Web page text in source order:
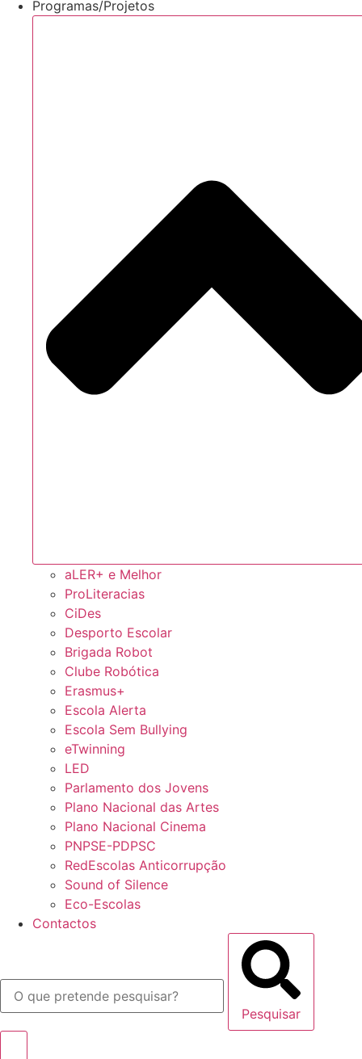
Programas/Projetos
aLER+ e Melhor
ProLiteracias
CiDes
Desporto Escolar
Brigada Robot
Clube Robótica
Erasmus+
Escola Alerta
Escola Sem Bullying
eTwinning
LED
Parlamento dos Jovens
Plano Nacional das Artes
Plano Nacional Cinema
PNPSE-PDPSC
RedEscolas Anticorrupção
Sound of Silence
Eco-Escolas
Contactos
Pesquisar